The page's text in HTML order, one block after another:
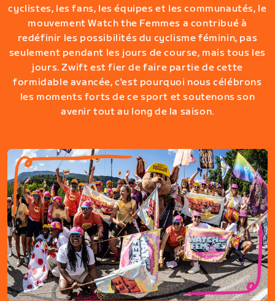
cyclistes, les fans, les équipes et les communautés, le
mouvement Watch the Femmes a contribué à
redéfinir les possibilités du cyclisme féminin, pas
seulement pendant les jours de course, mais tous les
jours. Zwift est fier de faire partie de cette
formidable avancée, c'est pourquoi nous célébrons
les moments forts de ce sport et soutenons son
avenir tout au long de la saison.